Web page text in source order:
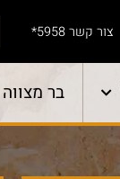
צור קשר 5958*
בר מצווה